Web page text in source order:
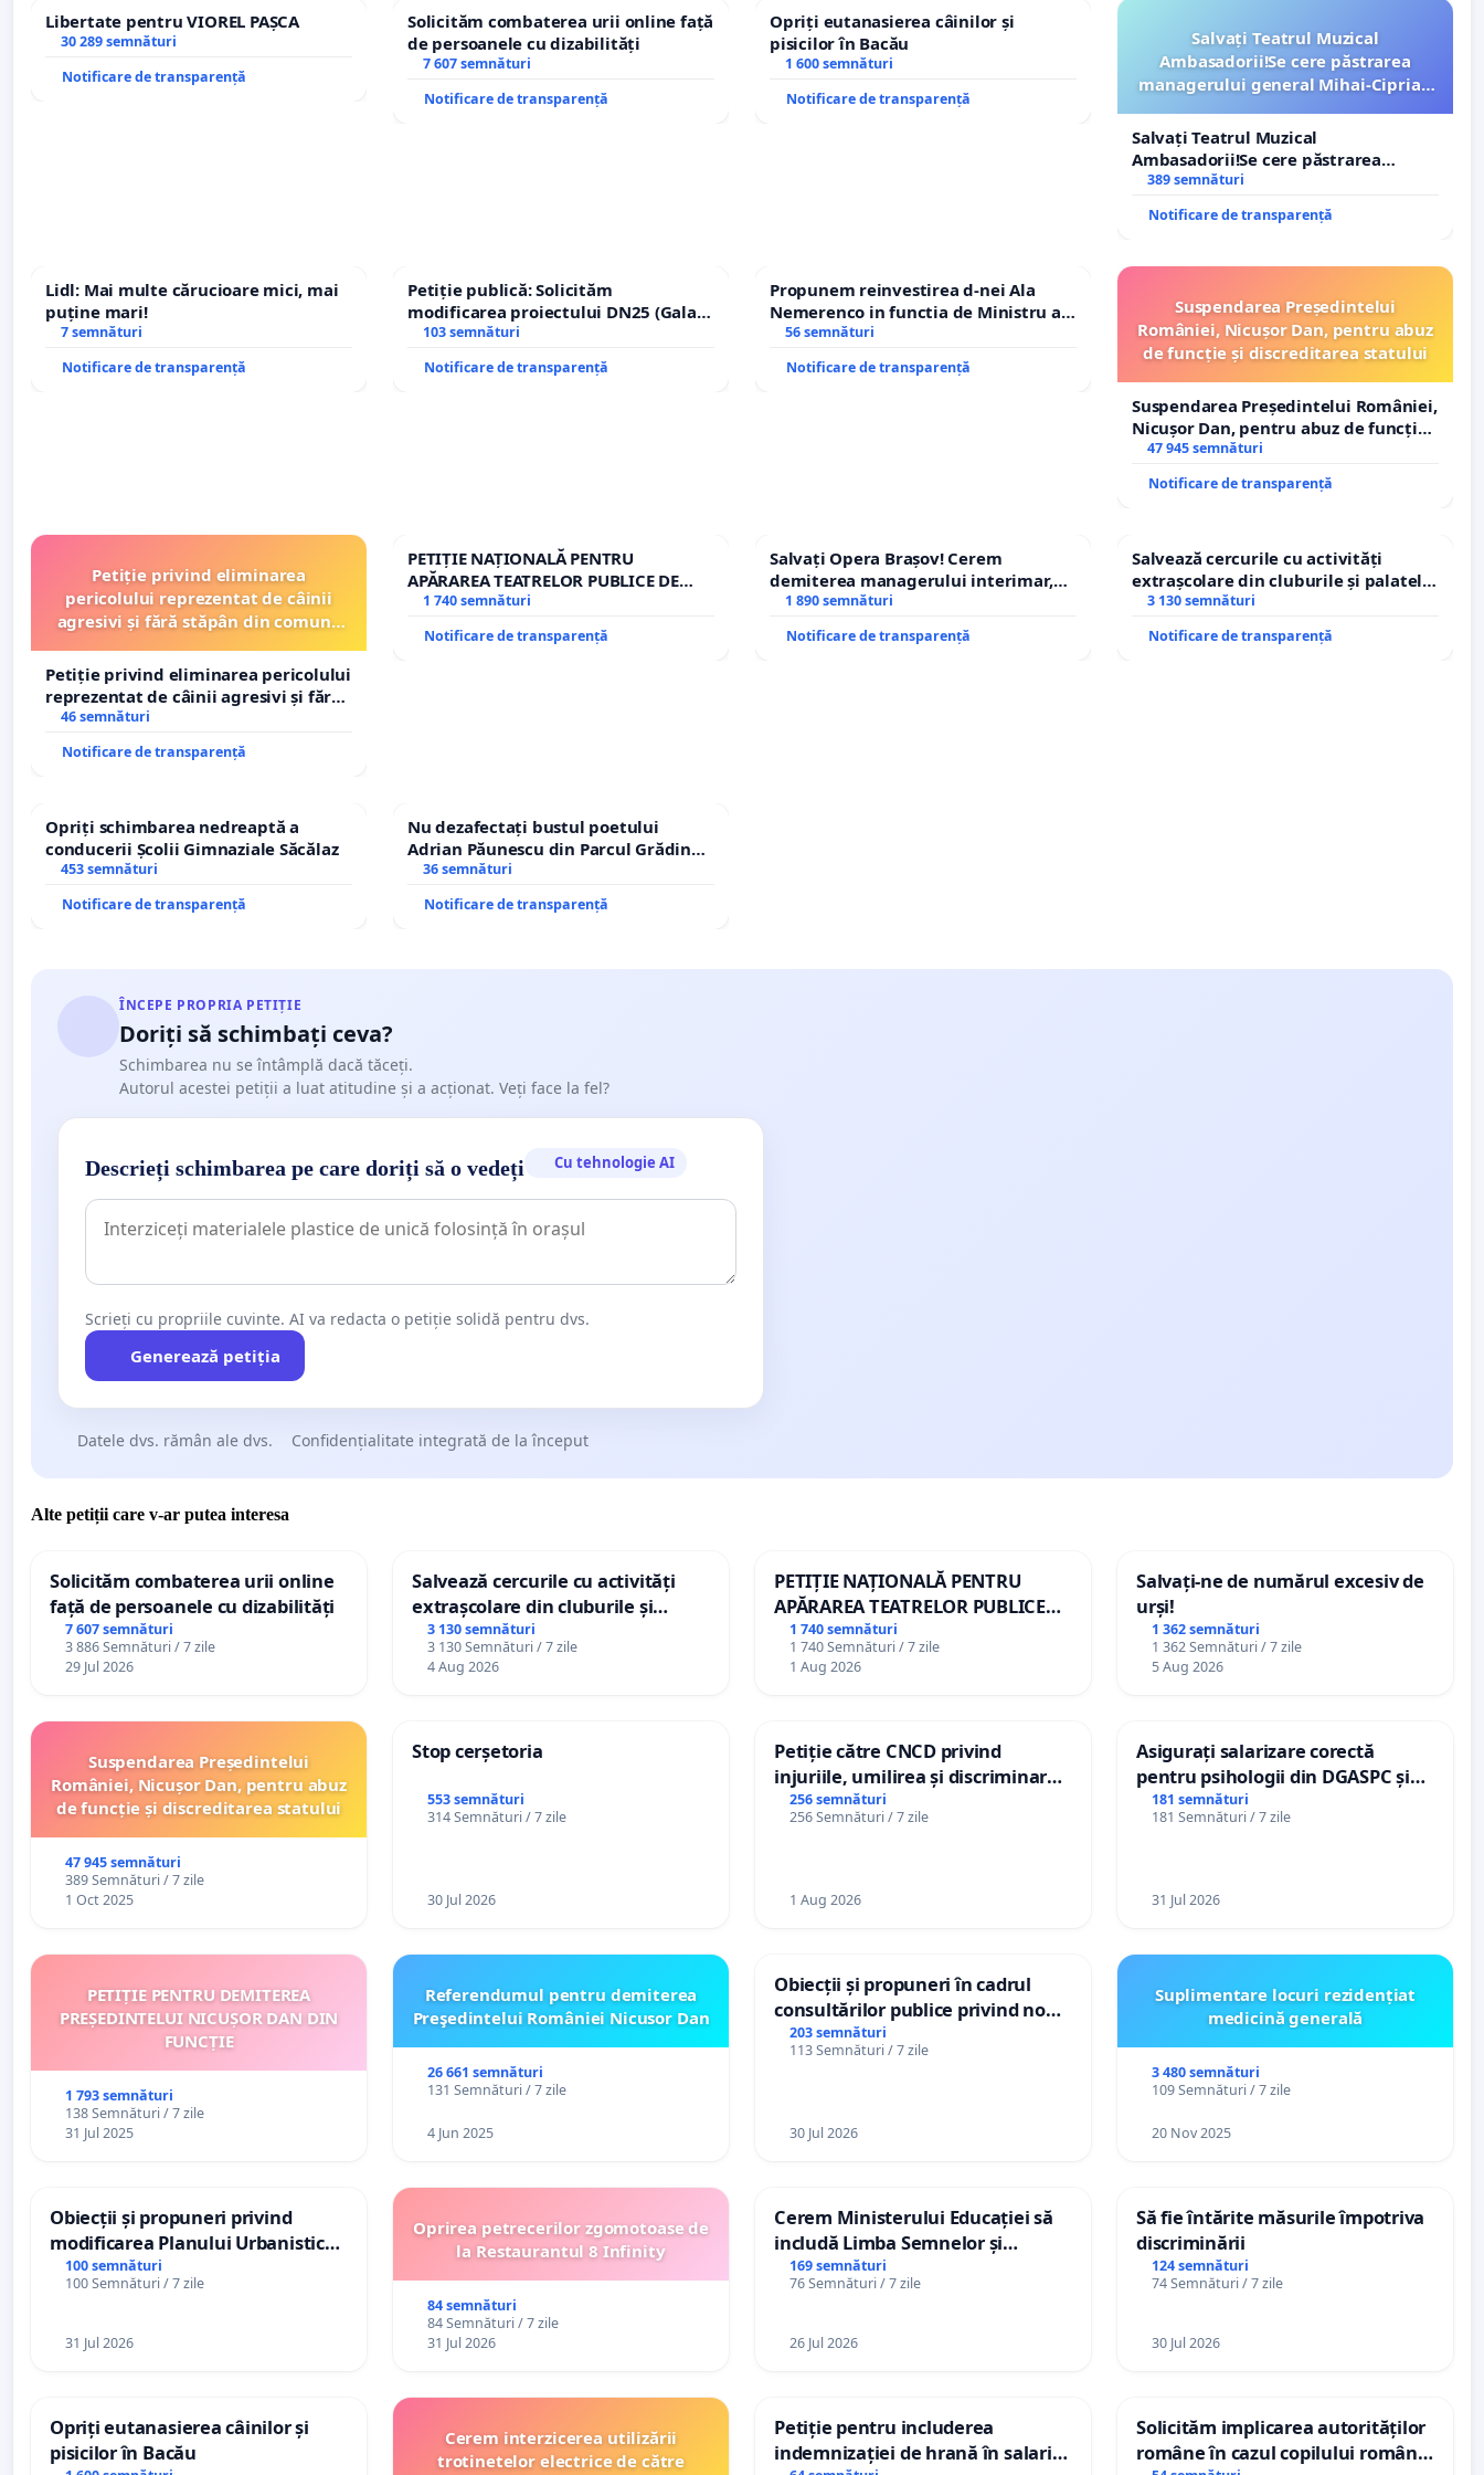
Libertate pentru VIOREL PAȘCA
30 289 semnături
Notificare de transparență
Solicităm combaterea urii online față
de persoanele cu dizabilități
7 607 semnături
Notificare de transparență
Opriți eutanasierea câinilor și
pisicilor în Bacău
1 600 semnături
Notificare de transparență
Salvați Teatrul Muzical
Ambasadorii!Se cere păstrarea
managerului general Mihai-Ciprian
Salvați Teatrul Muzical
Ambasadorii!Se cere păstrarea
managerului general Mihai-Ciprian
389 semnături
Notificare de transparență
Lidl: Mai multe cărucioare mici, mai
puține mari!
7 semnături
Notificare de transparență
Petiție publică: Solicităm
modificarea proiectului DN25 (Galați
– Hanu Conachi) prin devierea
103 semnături
Notificare de transparență
Propunem reinvestirea d-nei Ala
Nemerenco in functia de Ministru al
Sanatatii
56 semnături
Notificare de transparență
Suspendarea Președintelui
României, Nicușor Dan, pentru abuz
de funcție și discreditarea statului
Suspendarea Președintelui României,
Nicușor Dan, pentru abuz de funcție
și discreditarea statului
47 945 semnături
Notificare de transparență
Petiție privind eliminarea
pericolului reprezentat de câinii
agresivi și fără stăpân din comuna
Petiție privind eliminarea pericolului
reprezentat de câinii agresivi și fără
stăpân din comuna Tunari
46 semnături
Notificare de transparență
PETIȚIE NAȚIONALĂ PENTRU
APĂRAREA TEATRELOR PUBLICE DE
REPERTORIU DIN ROMÂNIA
1 740 semnături
Notificare de transparență
Salvați Opera Brașov! Cerem
demiterea managerului interimar,
Petrean Lucian-Marius!
1 890 semnături
Notificare de transparență
Salvează cercurile cu activități
extrașcolare din cluburile și palatele
copiilor
3 130 semnături
Notificare de transparență
Opriți schimbarea nedreaptă a
conducerii Școlii Gimnaziale Săcălaz
453 semnături
Notificare de transparență
Nu dezafectați bustul poetului
Adrian Păunescu din Parcul Grădina
Icoanei! Stop cenzurii culturale!
36 semnături
Notificare de transparență
ÎNCEPE PROPRIA PETIȚIE
Doriți să schimbați ceva?
Schimbarea nu se întâmplă dacă tăceți.
Autorul acestei petiții a luat atitudine și a acționat. Veți face la fel?
Descrieți schimbarea pe care doriți să o vedeți Cu tehnologie AI
Scrieți cu propriile cuvinte. AI va redacta o petiție solidă pentru dvs.
Generează petiția
Datele dvs. rămân ale dvs. Confidențialitate integrată de la început
Alte petiții care v-ar putea interesa
Solicităm combaterea urii online
față de persoanele cu dizabilități
7 607 semnături
3 886 Semnături / 7 zile
29 Jul 2026
Salvează cercurile cu activități
extrașcolare din cluburile și
palatele copiilor
3 130 semnături
3 130 Semnături / 7 zile
4 Aug 2026
PETIȚIE NAȚIONALĂ PENTRU
APĂRAREA TEATRELOR PUBLICE
DE REPERTORIU DIN ROMÂNIA
1 740 semnături
1 740 Semnături / 7 zile
1 Aug 2026
Salvați-ne de numărul excesiv de
urși!
1 362 semnături
1 362 Semnături / 7 zile
5 Aug 2026
Suspendarea Președintelui
României, Nicușor Dan, pentru abuz
de funcție și discreditarea statului
47 945 semnături
389 Semnături / 7 zile
1 Oct 2025
Stop cerșetoria
553 semnături
314 Semnături / 7 zile
30 Jul 2026
Petiție către CNCD privind
injuriile, umilirea și discriminarea
persoanelor cu dizabilități de
către utilizatorul TikTok „Gorici”
256 semnături
256 Semnături / 7 zile
1 Aug 2026
Asigurați salarizare corectă
pentru psihologii din DGASPC și
spitale
181 semnături
181 Semnături / 7 zile
31 Jul 2026
PETIȚIE PENTRU DEMITEREA
PREȘEDINTELUI NICUȘOR DAN DIN
FUNCȚIE
1 793 semnături
138 Semnături / 7 zile
31 Jul 2025
Referendumul pentru demiterea
Preşedintelui României Nicusor Dan
26 661 semnături
131 Semnături / 7 zile
4 Jun 2025
Obiecții și propuneri în cadrul
consultărilor publice privind noul
Plan Urbanistic General (PUG)
Ialoveni
203 semnături
113 Semnături / 7 zile
30 Jul 2026
Suplimentare locuri rezidențiat
medicină generală
3 480 semnături
109 Semnături / 7 zile
20 Nov 2025
Obiecții și propuneri privind
modificarea Planului Urbanistic
General al orașului Ialoveni
100 semnături
100 Semnături / 7 zile
31 Jul 2026
Oprirea petrecerilor zgomotoase de
la Restaurantul 8 Infinity
84 semnături
84 Semnături / 7 zile
31 Jul 2026
Cerem Ministerului Educației să
includă Limba Semnelor și
alfabetul Braille în școlile din
Republica Moldova!
169 semnături
76 Semnături / 7 zile
26 Jul 2026
Să fie întărite măsurile împotriva
discriminării
124 semnături
74 Semnături / 7 zile
30 Jul 2026
Opriți eutanasierea câinilor și
pisicilor în Bacău
Cerem interzicerea utilizării
trotinetelor electrice de către
Petiție pentru includerea
indemnizației de hrană în salariul
Solicităm implicarea autorităților
române în cazul copilului român